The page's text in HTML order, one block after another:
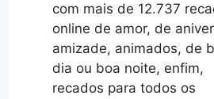
com mais de 12.737
online de amor, de
amizade, animados, de
dia ou boa noite, enfim,
recados para todos os